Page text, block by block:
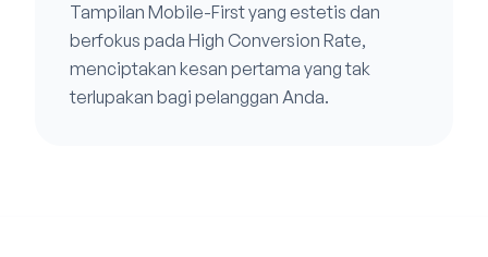
Tampilan Mobile-First yang estetis dan
berfokus pada High Conversion Rate,
menciptakan kesan pertama yang tak
terlupakan bagi pelanggan Anda.